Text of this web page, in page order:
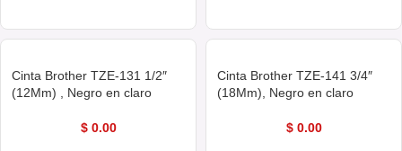
Cinta Brother TZE-131 1/2″
(12Mm) , Negro en claro
$0.00
Cinta Brother TZE-141 3/4″
(18Mm), Negro en claro
$0.00